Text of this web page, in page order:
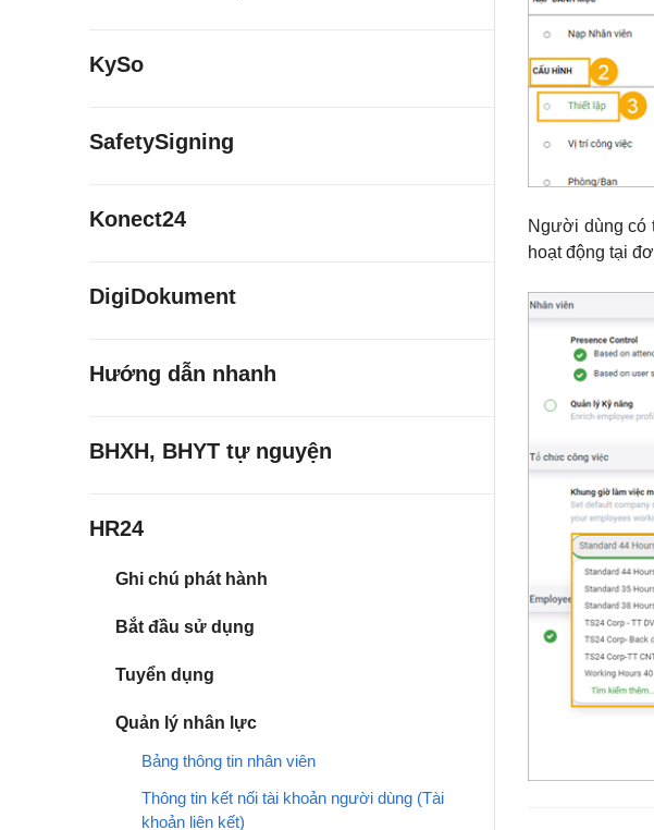
KySo
SafetySigning
Konect24
DigiDokument
Hướng dẫn nhanh
BHXH, BHYT tự nguyện
HR24
Ghi chú phát hành
Bắt đầu sử dụng
Tuyển dụng
Quản lý nhân lực
Bảng thông tin nhân viên
Thông tin kết nối tài khoản người dùng (Tài
khoản liên kết)
Người dùng có
hoạt động tại